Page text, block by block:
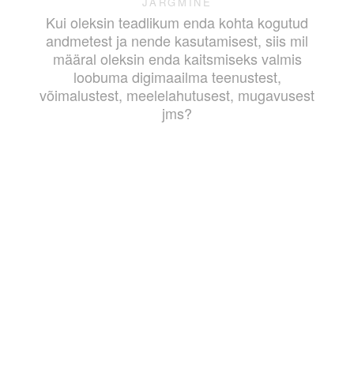
Kui oleksin teadlikum enda kohta kogutud
andmetest ja nende kasutamisest, siis mil
määral oleksin enda kaitsmiseks valmis
loobuma digimaailma teenustest,
võimalustest, meelelahutusest, mugavusest
jms?